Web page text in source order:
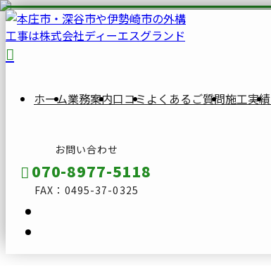
ホーム業務案内口コミ よくあるご質問施工実績
お問い合わせ
070-8977-5118
FAX：0495-37-0325
ブ
ロ
BLOG